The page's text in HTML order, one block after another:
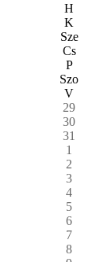
H
K
Sze
Cs
P
Szo
V
29
30
31
1
2
3
4
5
6
7
8